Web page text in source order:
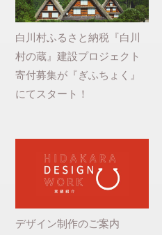
白川村ふるさと納税『白川
村の蔵』建設プロジェクト
寄付募集が『ぎふちょく』
にてスタート！
デザイン制作のご案内